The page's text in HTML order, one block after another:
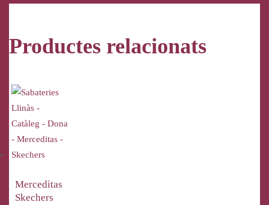
Productes relacionats
Merceditas
Skechers